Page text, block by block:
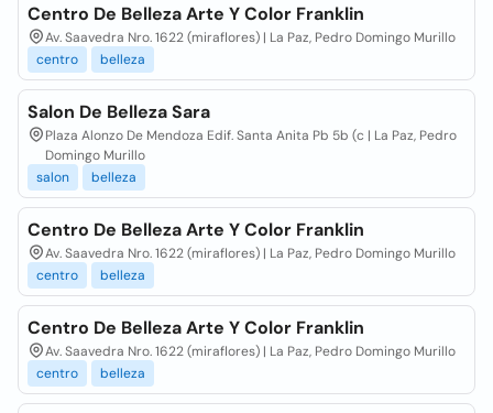
Centro De Belleza Arte Y Color Franklin
Av. Saavedra Nro. 1622 (miraflores) | La Paz, Pedro Domingo Murillo
centro
belleza
Salon De Belleza Sara
Plaza Alonzo De Mendoza Edif. Santa Anita Pb 5b (c | La Paz, Pedro
Domingo Murillo
salon
belleza
Centro De Belleza Arte Y Color Franklin
Av. Saavedra Nro. 1622 (miraflores) | La Paz, Pedro Domingo Murillo
centro
belleza
Centro De Belleza Arte Y Color Franklin
Av. Saavedra Nro. 1622 (miraflores) | La Paz, Pedro Domingo Murillo
centro
belleza